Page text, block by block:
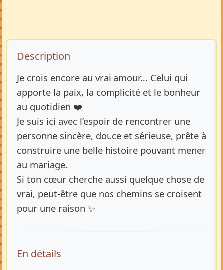
Description de l’annonce
Description
Je crois encore au vrai amour… Celui qui
apporte la paix, la complicité et le bonheur
au quotidien ❤️
Je suis ici avec l’espoir de rencontrer une
personne sincère, douce et sérieuse, prête à
construire une belle histoire pouvant mener
au mariage.
Si ton cœur cherche aussi quelque chose de
vrai, peut-être que nos chemins se croisent
pour une raison ✨
En détails